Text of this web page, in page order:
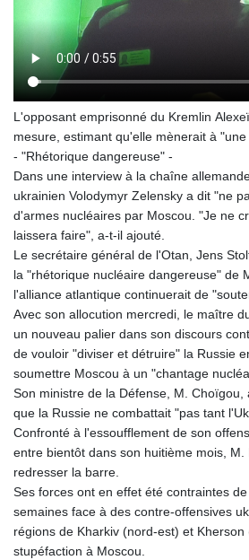
L'opposant emprisonné du Kremlin
mesure, estimant qu'elle mènerait à
- "Rhétorique dangereuse" -
Dans une interview à la chaîne
ukrainien Volodymyr Zelensky a dit "ne
d'armes nucléaires par Moscou. "Je ne
laissera faire", a-t-il ajouté.
Le secrétaire général de l'Otan, Jens
la "rhétorique nucléaire dangereuse" de
l'alliance atlantique continuerait de
Avec son allocution mercredi, le maître
un nouveau palier dans son discours
de vouloir "diviser et détruire" la Russie
soumettre Moscou à un "chantage
Son ministre de la Défense, M.
que la Russie ne combattait "pas tant
Confronté à l'essoufflement de son
entre bientôt dans son huitième mois, M.
redresser la barre.
Ses forces ont en effet été contraintes
semaines face à des contre-offensives
régions de Kharkiv (nord-est) et
stupéfaction à Moscou.